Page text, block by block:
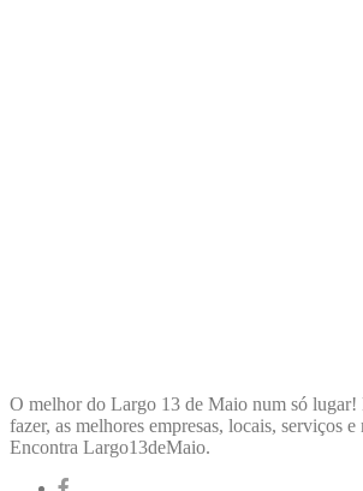
O melhor do Largo 13 de Maio num só lugar!
fazer, as melhores empresas, locais, serviços
Encontra Largo13deMaio.